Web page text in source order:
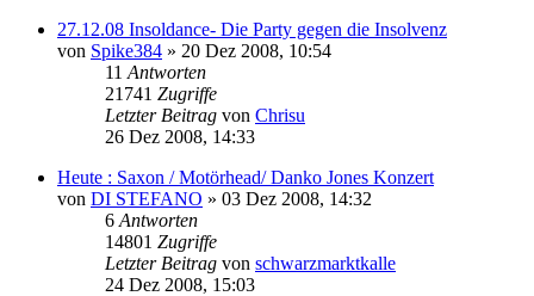
27.12.08 Insoldance- Die Party gegen die Insolvenz
von Spike384 » 20 Dez 2008, 10:54
11 Antworten
21741 Zugriffe
Letzter Beitrag von Chrisu
26 Dez 2008, 14:33
Heute : Saxon / Motörhead/ Danko Jones Konzert
von DI STEFANO » 03 Dez 2008, 14:32
6 Antworten
14801 Zugriffe
Letzter Beitrag von schwarzmarktkalle
24 Dez 2008, 15:03